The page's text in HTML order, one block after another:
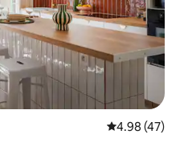
औसत रेटिंग 5 में
4.98 (47)